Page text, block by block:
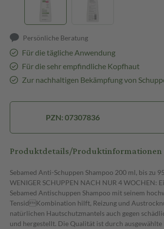
Persönliche Beratung
Für die tägliche Anwendung
Für die sehr empfindliche Kopfhaut
Zur nachhaltigen Bekämpfung von
PZN: 07307836
Produktdetails/Produktinformationen
Sebamed Anti-Schuppen Shampoo 200 ml, bis zu
WENIGER SCHUPPEN NACH NUR 4 WOCHEN:
Sebamed Antischuppen Shampoo mit seinem
TensidKombination hilft, Reizung und
natürlichen Hautschutzmantels auch gegen
und hergestellt. Die Qualität ist durch